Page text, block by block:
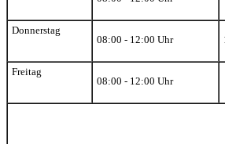
Donnerstag
08:00 - 12:00 Uhr
Freitag
08:00 - 12:00 Uhr